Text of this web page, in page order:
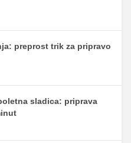
preprost trik za pripravo
sladica: priprava